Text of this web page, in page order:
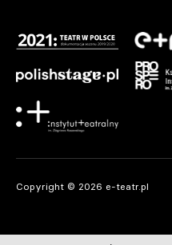
Copyright © 2026 e-teatr.pl